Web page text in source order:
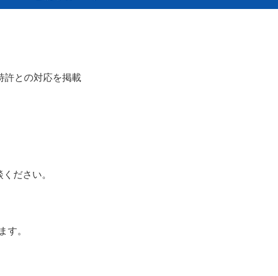
許との対応を掲載
ださい。
す。